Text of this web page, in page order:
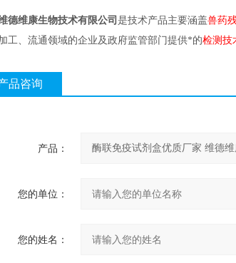
德维康生物技术有限公司 是技术产品主要涵盖兽药
工、流通领域的企业及政府监管部门提供*的检测技
品咨询
产品：
您的单位：
您的姓名：